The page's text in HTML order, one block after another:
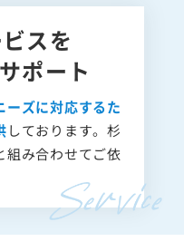
スを
ポート
ーズに対応するた
しております。杉
組み合わせてご依